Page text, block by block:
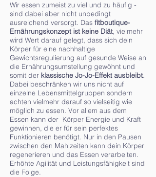
Wir essen zumeist zu viel und zu häufig -
sind dabei aber nicht unbedingt
ausreichend versorgt. Das fitboutique-
Ernährungskonzept ist keine Diät, vielmehr
wird Wert darauf gelegt, dass sich dein
Körper für eine nachhaltige
Gewichtsregulierung auf gesunde Weise an
die Ernährungsumstellung gewöhnt und
somit der klassische Jo-Jo-Effekt ausbleibt.
Dabei beschränken wir uns nicht auf
einzelne Lebensmittelgruppen sondern
achten vielmehr darauf so vielseitig wie
möglich zu essen. Vor allem aus dem
Essen kann der Körper Energie und Kraft
gewinnen, die er für sein perfektes
Funktionieren benötigt. Nur in den Pausen
zwischen den Mahlzeiten kann dein Körper
regenerieren und das Essen verarbeiten.
Erhöhte Agilität und Leistungsfähigkeit sind
die Folge.